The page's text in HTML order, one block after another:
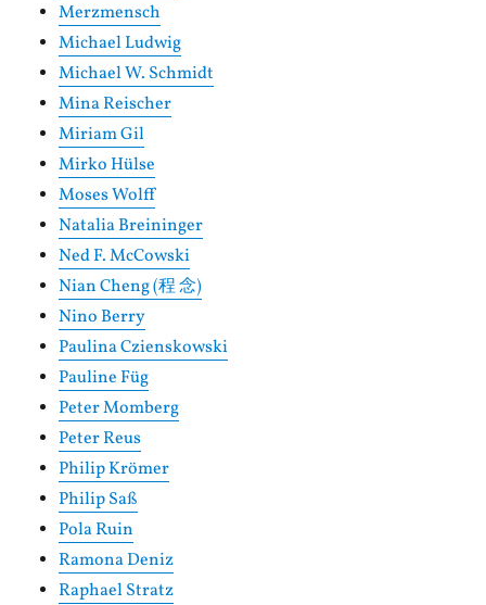
Merzmensch
Michael Ludwig
Michael W. Schmidt
Mina Reischer
Miriam Gil
Mirko Hülse
Moses Wolff
Natalia Breininger
Ned F. McCowski
Nian Cheng (程 念)
Nino Berry
Paulina Czienskowski
Pauline Füg
Peter Momberg
Peter Reus
Philip Krömer
Philip Saß
Pola Ruin
Ramona Deniz
Raphael Stratz